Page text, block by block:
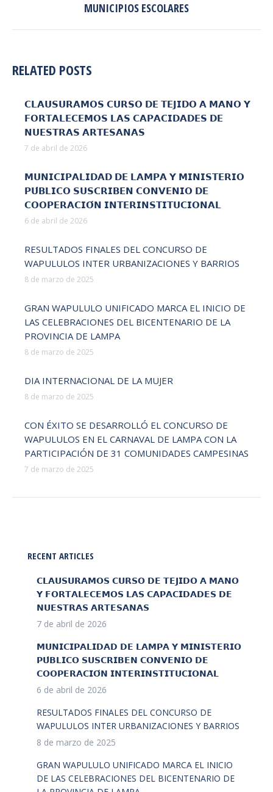
siguiente:
MUNICIPIOS ESCOLARES
RELATED POSTS
𝗖𝗟𝗔𝗨𝗦𝗨𝗥𝗔𝗠𝗢𝗦 𝗖𝗨𝗥𝗦𝗢 𝗗𝗘 𝗧𝗘𝗝𝗜𝗗𝗢 𝗔 𝗠𝗔𝗡𝗢 𝗬
𝗙𝗢𝗥𝗧𝗔𝗟𝗘𝗖𝗘𝗠𝗢𝗦 𝗟𝗔𝗦 𝗖𝗔𝗣𝗔𝗖𝗜𝗗𝗔𝗗𝗘𝗦 𝗗𝗘
𝗡𝗨𝗘𝗦𝗧𝗥𝗔𝗦 𝗔𝗥𝗧𝗘𝗦𝗔𝗡𝗔𝗦
7 de abril de 2026
𝗠𝗨𝗡𝗜𝗖𝗜𝗣𝗔𝗟𝗜𝗗𝗔𝗗 𝗗𝗘 𝗟𝗔𝗠𝗣𝗔 𝗬 𝗠𝗜𝗡𝗜𝗦𝗧𝗘𝗥𝗜𝗢
𝗣𝗨́𝗕𝗟𝗜𝗖𝗢 𝗦𝗨𝗦𝗖𝗥𝗜𝗕𝗘𝗡 𝗖𝗢𝗡𝗩𝗘𝗡𝗜𝗢 𝗗𝗘
𝗖𝗢𝗢𝗣𝗘𝗥𝗔𝗖𝗜𝗢́𝗡 𝗜𝗡𝗧𝗘𝗥𝗜𝗡𝗦𝗧𝗜𝗧𝗨𝗖𝗜𝗢𝗡𝗔𝗟
6 de abril de 2026
RESULTADOS FINALES DEL CONCURSO DE
WAPULULOS INTER URBANIZACIONES Y BARRIOS
8 de marzo de 2025
GRAN WAPULULO UNIFICADO MARCA EL INICIO DE
LAS CELEBRACIONES DEL BICENTENARIO DE LA
PROVINCIA DE LAMPA
8 de marzo de 2025
DIA INTERNACIONAL DE LA MUJER
8 de marzo de 2025
CON ÉXITO SE DESARROLLÓ EL CONCURSO DE
WAPULULOS EN EL CARNAVAL DE LAMPA CON LA
PARTICIPACIÓN DE 31 COMUNIDADES CAMPESINAS
7 de marzo de 2025
RECENT ARTICLES
𝗖𝗟𝗔𝗨𝗦𝗨𝗥𝗔𝗠𝗢𝗦 𝗖𝗨𝗥𝗦𝗢 𝗗𝗘 𝗧𝗘𝗝𝗜𝗗𝗢 𝗔 𝗠𝗔𝗡𝗢
𝗬 𝗙𝗢𝗥𝗧𝗔𝗟𝗘𝗖𝗘𝗠𝗢𝗦 𝗟𝗔𝗦 𝗖𝗔𝗣𝗔𝗖𝗜𝗗𝗔𝗗𝗘𝗦 𝗗𝗘
𝗡𝗨𝗘𝗦𝗧𝗥𝗔𝗦 𝗔𝗥𝗧𝗘𝗦𝗔𝗡𝗔𝗦
7 de abril de 2026
𝗠𝗨𝗡𝗜𝗖𝗜𝗣𝗔𝗟𝗜𝗗𝗔𝗗 𝗗𝗘 𝗟𝗔𝗠𝗣𝗔 𝗬 𝗠𝗜𝗡𝗜𝗦𝗧𝗘𝗥𝗜𝗢
𝗣𝗨́𝗕𝗟𝗜𝗖𝗢 𝗦𝗨𝗦𝗖𝗥𝗜𝗕𝗘𝗡 𝗖𝗢𝗡𝗩𝗘𝗡𝗜𝗢 𝗗𝗘
𝗖𝗢𝗢𝗣𝗘𝗥𝗔𝗖𝗜𝗢́𝗡 𝗜𝗡𝗧𝗘𝗥𝗜𝗡𝗦𝗧𝗜𝗧𝗨𝗖𝗜𝗢𝗡𝗔𝗟
6 de abril de 2026
RESULTADOS FINALES DEL CONCURSO DE
WAPULULOS INTER URBANIZACIONES Y BARRIOS
8 de marzo de 2025
GRAN WAPULULO UNIFICADO MARCA EL INICIO
DE LAS CELEBRACIONES DEL BICENTENARIO DE